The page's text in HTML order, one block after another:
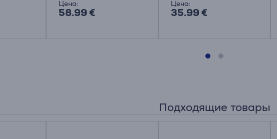
Цена:
58.99 €
Цена:
35.99 €
Подходящие товары